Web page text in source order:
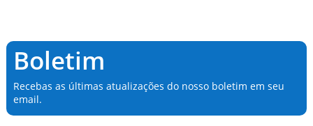
Boletim
Recebas as últimas atualizações do nosso boletim em seu
email.